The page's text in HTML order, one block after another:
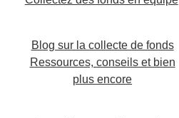
Blog sur la collecte de fonds
Ressources, conseils et bien
plus encore